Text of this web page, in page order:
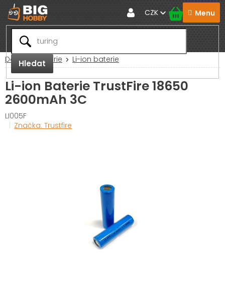
Přejít
na
obsah
Hledat
CZK
Domů Baterie Li-ion baterie
Li-ion Baterie TrustFire 18650
2600mAh 3C
LI005F
Značka:Trustfire